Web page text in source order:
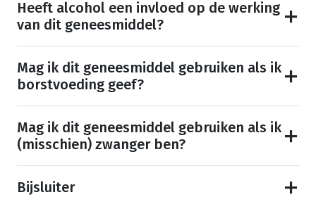
Heeft alcohol een invloed op de werking
van dit geneesmiddel?
Mag ik dit geneesmiddel gebruiken als ik
borstvoeding geef?
Mag ik dit geneesmiddel gebruiken als ik
(misschien) zwanger ben?
Bijsluiter